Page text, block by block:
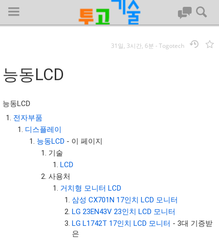
대문
회사명 :
투고기술
| 대표 : 김명기 | 사업자번호 : 142-08-78939
전화 : 031-8065-5299 | 주소 : (16954)) 경기도 용인시 기흥구 흥덕1
로 13, B동(complex동) 1213호(영덕동,흥덕IT밸리)
COPYRIGHT (C) 투고기술 ALL RIGHTS RESEVED
투고기술 위키 저작권
31일, 3시간, 6분 -Togotech
능동LCD
능동LCD
전자부품
디스플레이
능동LCD - 이 페이지
기술
LCD
사용처
거치형 모니터 LCD
삼성 CX701N 17인치 LCD 모니터
LG 23EN43V 23인치 LCD 모니터
LG L1742T 17인치 LCD 모니터 - 3대 기증받
은